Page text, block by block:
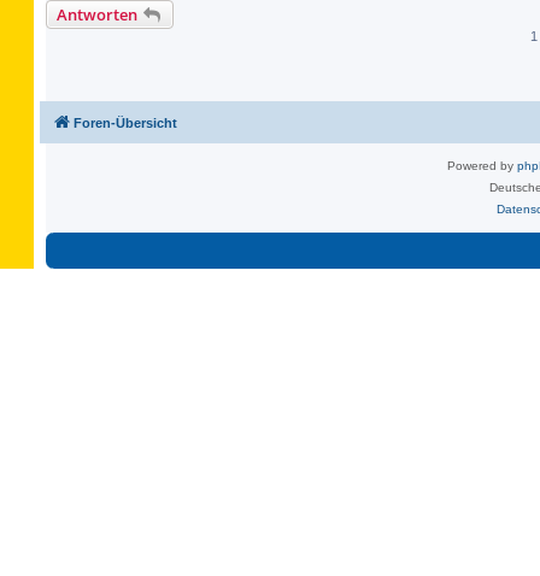
Antworten
Foren-Übersicht
Powered by